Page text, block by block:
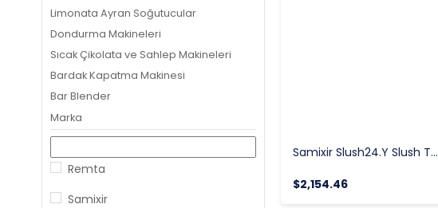
Limonata Ayran Soğutucular
Dondurma Makineleri
Sıcak Çikolata ve Sahlep Makineleri
Bardak Kapatma Makinesi
Bar Blender
Marka
Remta
Samixir
Samixir Slush24.Y Slush Twin-2li Ice Slush Makinesi-2x12 Litre Sarı
$2,154.46